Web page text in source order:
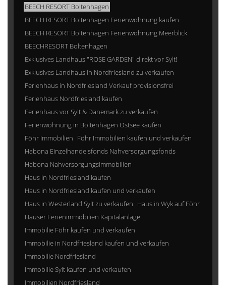
BEECH RESORT Boltenhagen
BEECH RESORT Boltenhagen Ferienwohnung kaufen
BEECH RESORT Boltenhagen Ferienwohnung Meerblick
BEECHRESORT Boltenhagen
Exklusives Landhaus "ROSE GARDEN" direkt vor Sylt!
Exklusives Landhaus in Nordfriesland zu verkaufen
Ferienhaus in Nordfriesland Verkauf provisionsfrei
Ferienhaus Nordfriesland kaufen
Ferienhaus vor Sylt & Dänemark zu verkaufen
Ferienwohnung in Boltenhagen Ostsee kaufen
Föhr Immobilien Föhr Immobilien kaufen und verkaufen
Habona Einzelhandelsfonds Nahversorgungsfonds
Habona Nahversorgungsimmobilien
Haus in Nordfriesland kaufen
Haus in Nordfriesland kaufen und verkaufen
Haus in Westerland Sylt zu verkaufen Haus in Wyk auf Föhr
Häuser Ferienimmobilien Kapitalanlage
Immobilie Föhr kaufen und verkaufen
Immobilie in Nordfriesland kaufen und verkaufen
Immobilie Nordfriesland
Immobilie Sylt kaufen und verkaufen
Immobilien Nordfriesland